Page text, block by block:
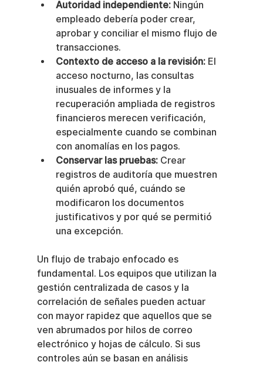
Autoridad independiente: Ningún
empleado debería poder crear,
aprobar y conciliar el mismo flujo de
transacciones.
Contexto de acceso a la revisión: El
acceso nocturno, las consultas
inusuales de informes y la
recuperación ampliada de registros
financieros merecen verificación,
especialmente cuando se combinan
con anomalías en los pagos.
Conservar las pruebas: Crear
registros de auditoría que muestren
quién aprobó qué, cuándo se
modificaron los documentos
justificativos y por qué se permitió
una excepción.
Un flujo de trabajo enfocado es
fundamental. Los equipos que utilizan la
gestión centralizada de casos y la
correlación de señales pueden actuar
con mayor rapidez que aquellos que se
ven abrumados por hilos de correo
electrónico y hojas de cálculo. Si sus
controles aún se basan en análisis